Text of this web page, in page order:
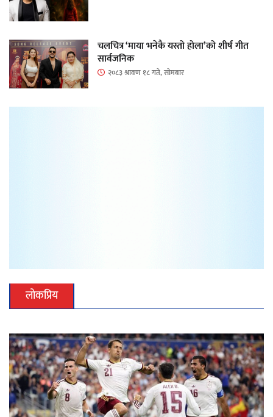
चलचित्र ‘माया भनेकै यस्तो होला’को शीर्ष गीत
सार्वजनिक
२०८३ श्रावण १८ गते, सोमबार
लोकप्रिय